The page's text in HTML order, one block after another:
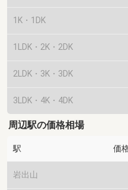
1K・1DK
1LDK・2K・2DK
2LDK・3K・3DK
3LDK・4K・4DK
周辺駅の価格相場
駅 価
岩出山